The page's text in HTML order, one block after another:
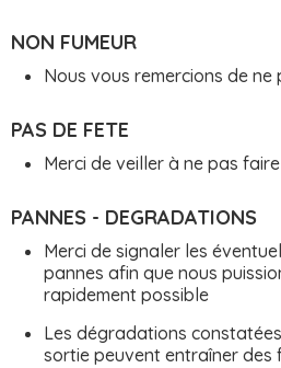
NON FUMEUR
Nous vous remercions de ne
PAS DE FETE
Merci de veiller à ne pas
PANNES - DEGRADATIONS
Merci de signaler les
pannes afin que nous
rapidement possible
Les dégradations
sortie peuvent entraîner des